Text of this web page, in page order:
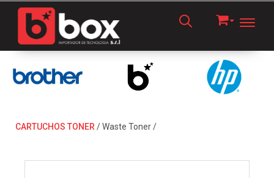
CARTUCHOS TONER/Waste Toner/